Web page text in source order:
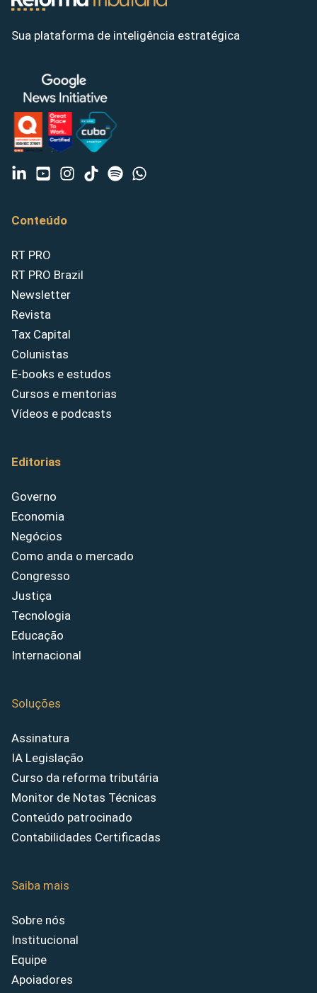
Sua plataforma de inteligência estratégica
Conteúdo
RT PRO
RT PRO Brazil
Newsletter
Revista
Tax Capital
Colunistas
E-books e estudos
Cursos e mentorias
Vídeos e podcasts
Editorias
Governo
Economia
Negócios
Como anda o mercado
Congresso
Justiça
Tecnologia
Educação
Internacional
Soluções
Assinatura
IA Legislação
Curso da reforma tributária
Monitor de Notas Técnicas
Conteúdo patrocinado
Contabilidades Certificadas
Saiba mais
Sobre nós
Institucional
Equipe
Apoiadores